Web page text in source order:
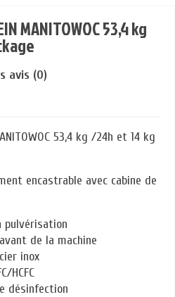
MANITOWOC 53,4 kg
avis (0)
53,4 kg /24h et 14 kg
encastrable avec cabine de
pulvérisation
de la machine
inox
HCFC
désinfection